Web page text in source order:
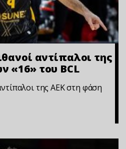
αντίπαλοι της
«16» του BCL
της ΑΕΚ στη φάση